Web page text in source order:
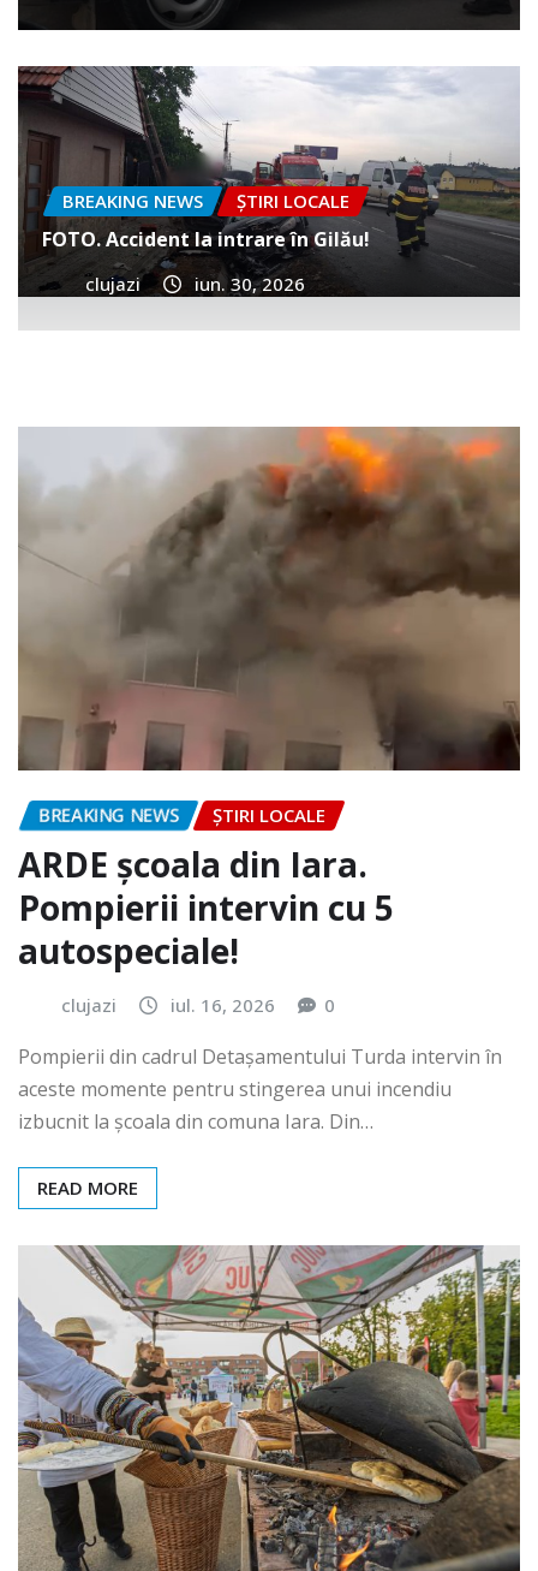
BREAKING NEWS ȘTIRI LOCALE
FOTO. Accident la intrare în Gilău!
clujazi iun. 30, 2026
BREAKING NEWS ȘTIRI LOCALE
ARDE școala din Iara.
Pompierii intervin cu 5
autospeciale!
clujazi iul. 16, 2026 0
Pompierii din cadrul Detașamentului Turda intervin în
aceste momente pentru stingerea unui incendiu
izbucnit la școala din comuna Iara. Din…
READ MORE